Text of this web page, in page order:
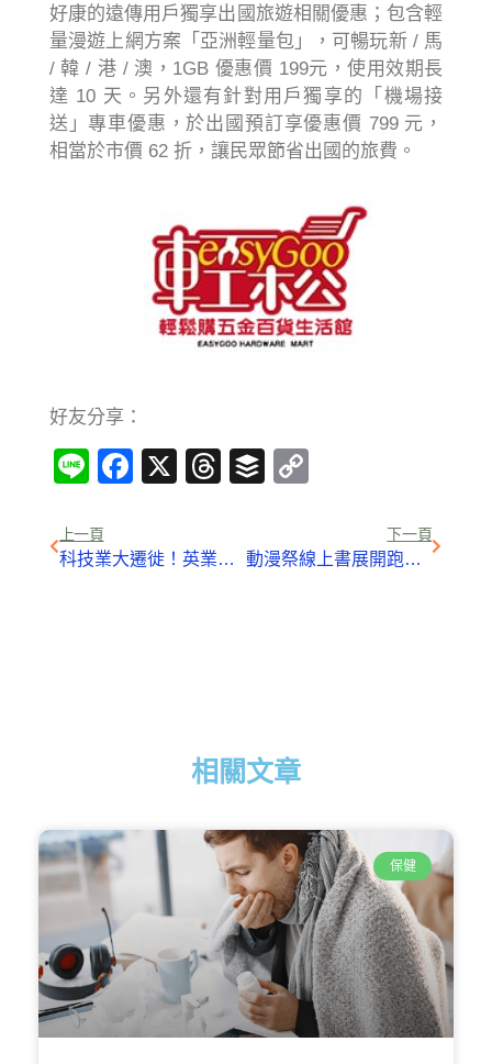
好康的遠傳用戶獨享出國旅遊相關優惠；包含輕
量漫遊上網方案「亞洲輕量包」，可暢玩新 / 馬
/ 韓 / 港 / 澳，1GB 優惠價 199元，使用效期長
達 10 天。另外還有針對用戶獨享的「機場接
送」專車優惠，於出國預訂享優惠價 799 元，
相當於市價 62 折，讓民眾節省出國的旅費。
好友分享：
LineFacebook
X Threads
Buffer
上一頁
科技業大遷徙！英業達董事長卓桐華：台商是動物，不是植物
下一頁
動漫祭線上書展開跑 「灌籃高手」復刻帶動業績逆勢成長
相關文章
保健